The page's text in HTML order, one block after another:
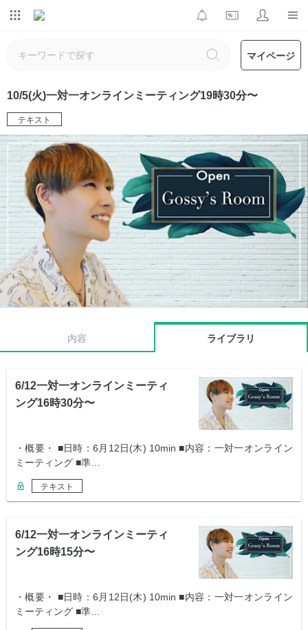
マイページ
10/5(火)一対一オンラインミーティング19時30分〜
テキスト
内容 ライブラリ
6/12一対一オンラインミーティ
ング16時30分〜
・概要・ ■日時：6月12日(木) 10min ■内容：一対一オンライン
ミーティング ■準…
テキスト
6/12一対一オンラインミーティ
ング16時15分〜
・概要・ ■日時：6月12日(木) 10min ■内容：一対一オンライン
ミーティング ■準…